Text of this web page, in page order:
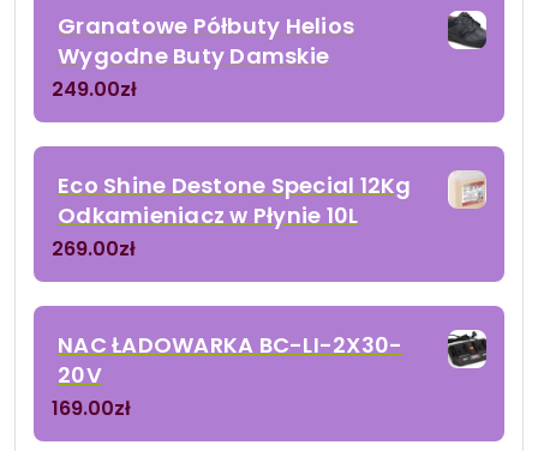
Granatowe Półbuty Helios
Wygodne Buty Damskie
249.00zł
Eco Shine Destone Special 12Kg
Odkamieniacz w Płynie 10L
269.00zł
NAC ŁADOWARKA BC-LI-2X30-
20V
169.00zł